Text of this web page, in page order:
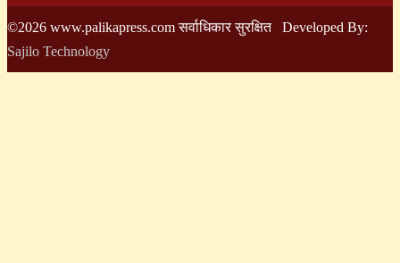
©2026 www.palikapress.com सर्वाधिकार सुरक्षित Developed By:
Sajilo Technology